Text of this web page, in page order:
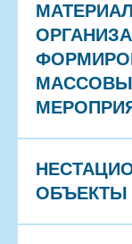
ОБЪЕКТЫ